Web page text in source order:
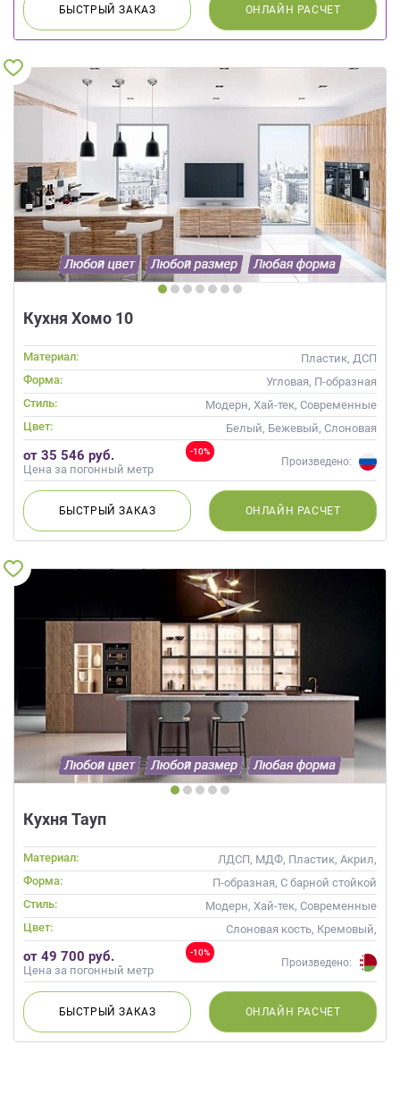
БЫСТРЫЙЗАКАЗ ОНЛАЙН РАСЧЕТ
Кухня Хомо 10
Материал:
Пластик, ДСП
Форма:
Угловая, П-образная
Стиль:
Модерн, Хай-тек, Современные
Цвет:
Белый, Бежевый, Слоновая
кость, Кремовый, Коричневый,
Капучино
-10%
от 35 546 руб.
Цена за погонный метр
Произведено:
БЫСТРЫЙЗАКАЗ ОНЛАЙН РАСЧЕТ
Кухня Тауп
Материал:
ЛДСП, МДФ, Пластик, Акрил,
Стекло, Шпон
Форма:
П-образная, С барной стойкой
Стиль:
Модерн, Хай-тек, Современные
Цвет:
Слоновая кость, Кремовый,
Коричневый, Капучино,
Красный, Розовый
-10%
от 49 700 руб.
Цена за погонный метр
Произведено:
БЫСТРЫЙЗАКАЗ ОНЛАЙН РАСЧЕТ